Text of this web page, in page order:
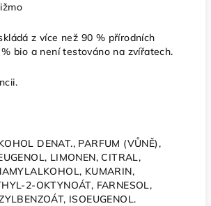
z více než 90 % přírodních
bio a není testováno na zvířatech.
DENAT., PARFUM (VŮNĚ),
LIMONEN, CITRAL,
KUMARIN,
2-OKTYNOÁT, FARNESOL,
ISOEUGENOL.